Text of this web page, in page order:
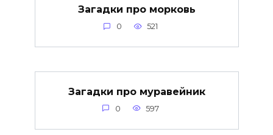
Загадки про морковь
0 521
Загадки про муравейник
0 597